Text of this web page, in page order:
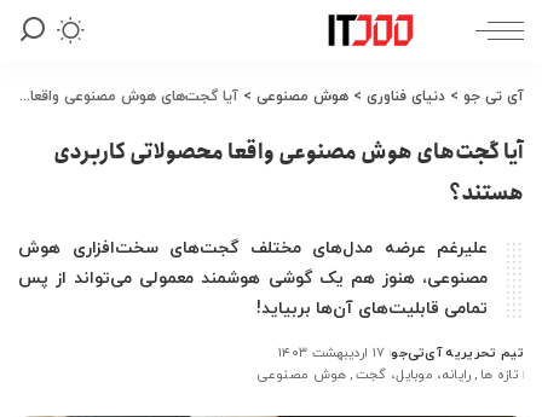
آی تی جو > دنیای فناوری > هوش مصنوعی > آیا گجت‌های هوش مصنوعی واقعا محصولاتی کاربردی هستند؟
آیا گجت‌های هوش مصنوعی واقعا محصولاتی کاربردی
هستند؟
علیرغم عرضه مدل‌های مختلف گجت‌های سخت‌افزاری هوش
مصنوعی، هنوز هم یک گوشی هوشمند معمولی می‌تواند از پس
تمامی قابلیت‌های آن‌ها بربیاید!
ارسال
شده
تیم تحریریه آی‌تی‌جو ۱۷ اردیبهشت ۱۴۰۳
تازه ها رایانه، موبایل، گجت هوش مصنوعی